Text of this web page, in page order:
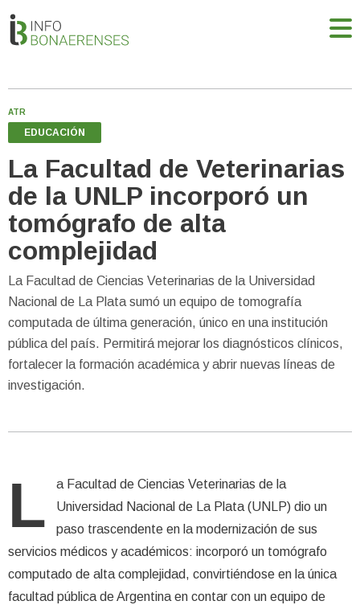
ATR
EDUCACIÓN
La Facultad de Veterinarias
de la UNLP incorporó un
tomógrafo de alta
complejidad
La Facultad de Ciencias Veterinarias de la Universidad
Nacional de La Plata sumó un equipo de tomografía
computada de última generación, único en una institución
pública del país. Permitirá mejorar los diagnósticos clínicos,
fortalecer la formación académica y abrir nuevas líneas de
investigación.
L
a Facultad de Ciencias Veterinarias de la
Universidad Nacional de La Plata (UNLP) dio un
paso trascendente en la modernización de sus
servicios médicos y académicos: incorporó un tomógrafo
computado de alta complejidad, convirtiéndose en la única
facultad pública de Argentina en contar con un equipo de